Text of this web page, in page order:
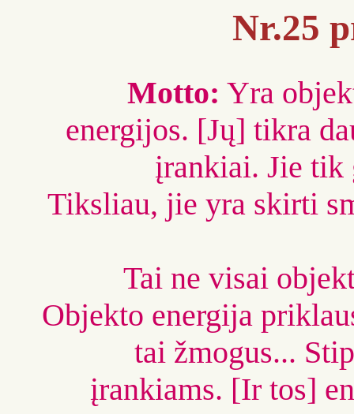
Nr.25
Motto: Yra
energijos. [Jų] tikra
įrankiai. Jie
Tiksliau, jie yra skirti
Tai ne visai
Objekto energija
tai žmogus...
įrankiams. [Ir tos]